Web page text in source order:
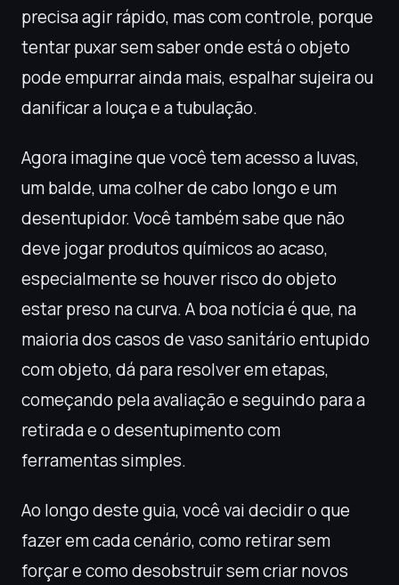
precisa agir rápido, mas com controle, porque
tentar puxar sem saber onde está o objeto
pode empurrar ainda mais, espalhar sujeira ou
danificar a louça e a tubulação.
Agora imagine que você tem acesso a luvas,
um balde, uma colher de cabo longo e um
desentupidor. Você também sabe que não
deve jogar produtos químicos ao acaso,
especialmente se houver risco do objeto
estar preso na curva. A boa notícia é que, na
maioria dos casos de vaso sanitário entupido
com objeto, dá para resolver em etapas,
começando pela avaliação e seguindo para a
retirada e o desentupimento com
ferramentas simples.
Ao longo deste guia, você vai decidir o que
fazer em cada cenário, como retirar sem
forçar e como desobstruir sem criar novos